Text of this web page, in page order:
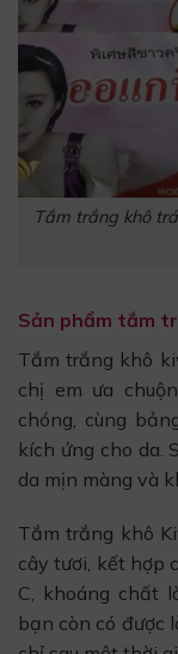
Tắm trắng khô
Sản phẩm tắm
Tắm trắng khô
chị em ưa
chóng, cùng
kích ứng cho da.
da mịn màng và
Tắm trắng khô
cây tươi, kết hợp
C, khoáng chất
bạn còn có được